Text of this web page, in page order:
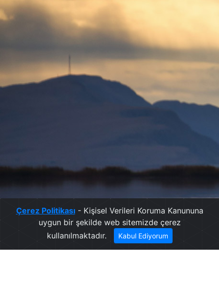
Çerez Politikası- Kişisel Verileri Koruma Kanununa
uygun bir şekilde web sitemizde çerez
kullanılmaktadır.
Kabul Ediyorum